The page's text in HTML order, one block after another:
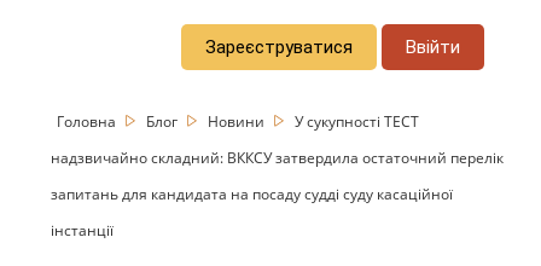
Зареєструватися Ввійти
Головна Блог Новини
У сукупності ТЕСТ
надзвичайно складний: ВККСУ затвердила остаточний перелік
запитань для кандидата на посаду судді суду касаційної
інстанції